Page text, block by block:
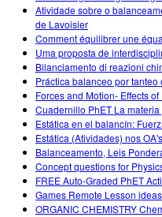
Atividade sobre o
de Lavoisier
Comment équilibrer une
Uma proposta de
Bilanciamento di reazioni
Práctica balanceo por
Forces and Motion- Effects
Cuadernillo PhET La
Estática en el balancín:
Estática (Atividades) nos
Balanceamento, Leis
Concept questions for
FREE Auto-Graded PhET
Games Remote Lesson ideas
ORGANIC CHEMISTRY